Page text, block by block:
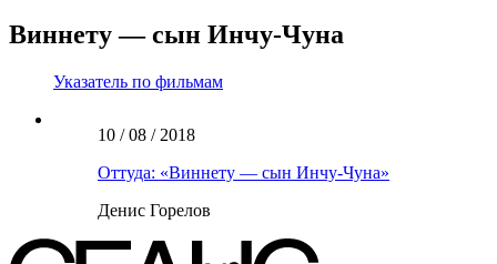
Виннету — сын Инчу-Чуна
Указатель по фильмам
10 / 08 / 2018
Оттуда: «Виннету — сын Инчу-Чуна»
Денис Горелов